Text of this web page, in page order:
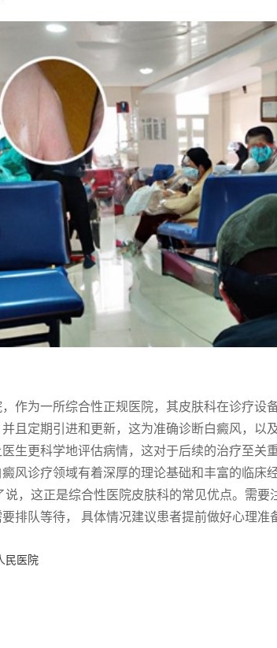
作为一所综合性正规医院，其皮肤科在诊疗设
且定期引进和更新，这为准确诊断白癜风，以
生更科学地评估病情，这对于后续的治疗至关
风诊疗领域有着深厚的理论基础和丰富的临床
，这正是综合性医院皮肤科的常见优点。需要
排队等待， 具体情况建议患者提前做好心理准
民医院